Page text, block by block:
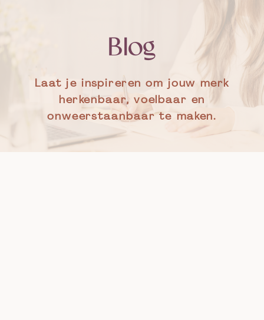
Blog
Laat je inspireren om jouw merk
herkenbaar, voelbaar en
onweerstaanbaar te maken.